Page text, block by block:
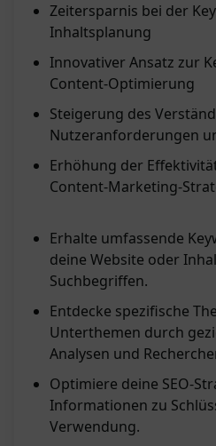
Zeitersparnis bei der
Inhaltsplanung
Innovativer Ansatz zur
Content-Optimierung
Steigerung des
Nutzeranforderungen
Erhöhung der
Content-Marketing-
Erhalte umfassende
deine Website oder
Suchbegriffen.
Entdecke spezifische
Unterthemen durch
Analysen und
Optimiere deine SEO-
Informationen zu
Verwendung.